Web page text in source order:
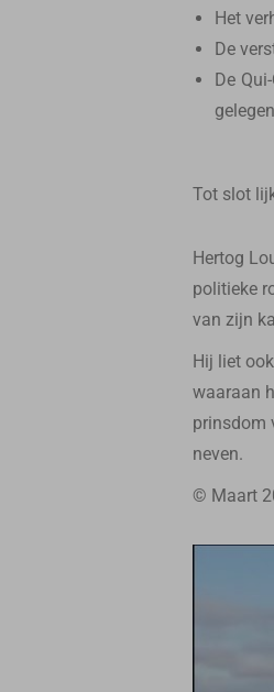
Het
De
De
Tot slot
Hertog
politieke
van zijn
Hij liet
waaraan
prinsdom
neven.
© Maart